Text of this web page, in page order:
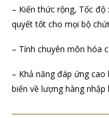
– Kiến thức rộng, Tốc
quyết tốt cho mọi bộ
– Tính chuyên môn hóa
– Khả năng đáp ứng
biến về lượng hàng nhập